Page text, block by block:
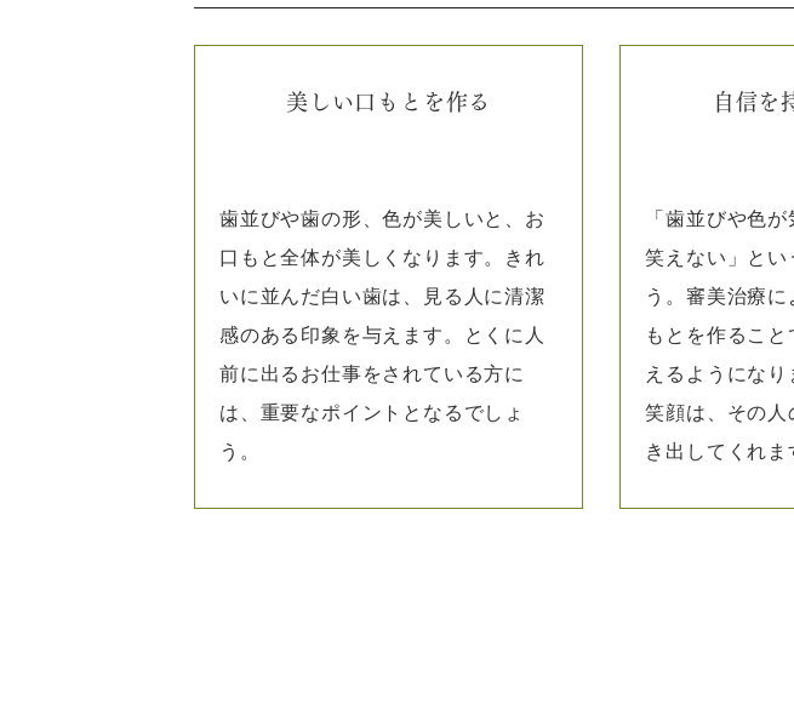
美しい口もとを作る
歯並びや歯の形、色が美しいと、お
口もと全体が美しくなります。きれ
いに並んだ白い歯は、見る人に清潔
感のある印象を与えます。とくに人
前に出るお仕事をされている方に
は、重要なポイントとなるでしょ
う。
自信を
「歯並びや色
笑えない」とい
う。審美治療
もとを作るこ
えるようにな
笑顔は、その人
き出してくれま